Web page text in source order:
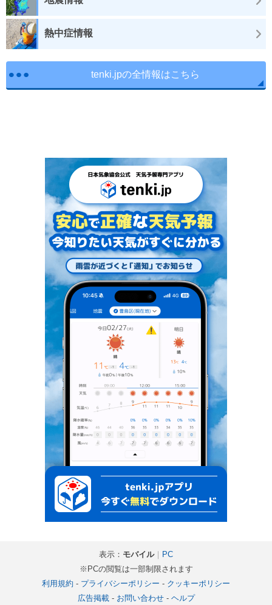
熱中症情報
tenki.jpの全情報はこちら
表示： モバイル｜ PC
※PCの閲覧は一部制限されます
利用規約 - プライバシーポリシー - クッキーポリシー
広告掲載- お問い合わせ- ヘルプ